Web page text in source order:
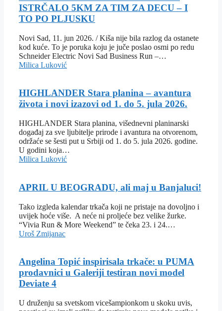
ISTRČALO 5KM ZA TIM ZA DECU – I
TO PO PLJUSKU
Novi Sad, 11. jun 2026. / Kiša nije bila razlog da ostanete
kod kuće. To je poruka koju je juče poslao osmi po redu
Schneider Electric Novi Sad Business Run –…
Milica Luković
HIGHLANDER Stara planina – avantura
života i novi izazovi od 1. do 5. jula 2026.
HIGHLANDER Stara planina, višednevni planinarski
događaj za sve ljubitelje prirode i avantura na otvorenom,
održaće se šesti put u Srbiji od 1. do 5. jula 2026. godine.
U godini koja…
Milica Luković
APRIL U BEOGRADU, ali maj u Banjaluci!
Tako izgleda kalendar trkača koji ne pristaje na dovoljno i
uvijek hoće više. A neće ni proljeće bez velike žurke.
“Vivia Run & More Weekend” te čeka 23. i 24.…
Uroš Zmijanac
Angelina Topić inspirisala trkače: u PUMA
prodavnici u Galeriji testiran novi model
Deviate 4
U druženju sa svetskom vicešampionkom u skoku uvis,